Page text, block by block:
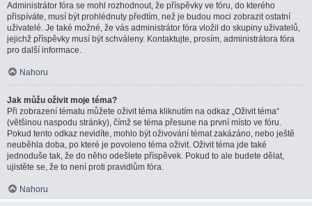
Administrátor fóra se mohl rozhodnout, že příspěvky ve fóru, do kterého
přispíváte, musí být prohlédnuty předtím, než je budou moci zobrazit ostatní
uživatelé. Je také možné, že vás administrátor fóra vložil do skupiny uživatelů,
jejichž příspěvky musí být schváleny. Kontaktujte, prosím, administrátora fóra
pro další informace.
Nahoru
Jak můžu oživit moje téma?
Při zobrazení tématu můžete oživit téma kliknutím na odkaz „Oživit téma“
(většinou naspodu stránky), čímž se téma přesune na první místo ve fóru.
Pokud tento odkaz nevidíte, mohlo být oživování témat zakázáno, nebo ještě
neuběhla doba, po které je povoleno téma oživit. Oživit téma jde také
jednoduše tak, že do něho odešlete příspěvek. Pokud to ale budete dělat,
ujistěte se, že to není proti pravidlům fóra.
Nahoru